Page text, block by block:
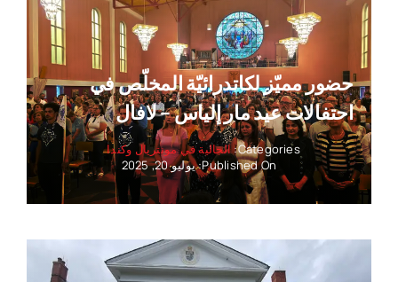
حضور مميّز لكاتدرائيّة المخلّص في
احتفالات عيد مار إلياس – لافال
Categories: الجالية في مونتريال وكندا
Published On: يوليو 20, 2025